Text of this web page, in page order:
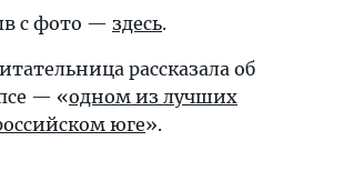
с фото — здесь.
рассказала об
— «одном из лучших
юге».